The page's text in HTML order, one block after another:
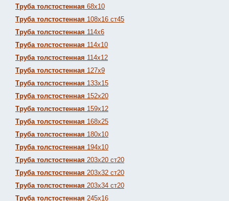
Труба толстостенная 68х10
Труба толстостенная 108х16 ст45
Труба толстостенная 114х6
Труба толстостенная 114х10
Труба толстостенная 114х12
Труба толстостенная 127х9
Труба толстостенная 133х15
Труба толстостенная 152х20
Труба толстостенная 159х12
Труба толстостенная 168х25
Труба толстостенная 180х10
Труба толстостенная 194х10
Труба толстостенная 203х20 ст20
Труба толстостенная 203х32 ст20
Труба толстостенная 203х34 ст20
Труба толстостенная 245х16